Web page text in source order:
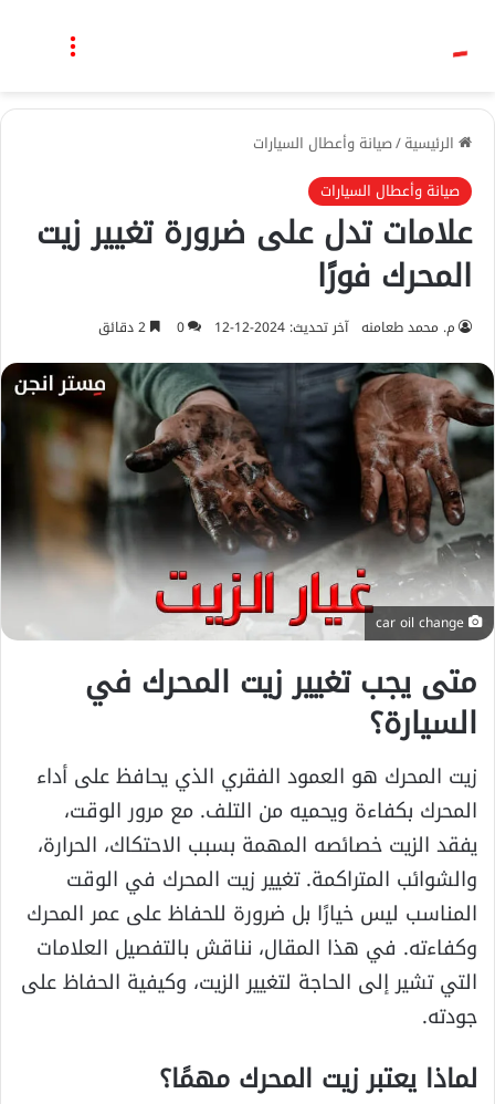
بحث عن
الرئيسية/صيانة وأعطال السيارات
صيانة وأعطال السيارات
علامات تدل على ضرورة تغيير زيت
المحرك فورًا
م. محمد طعامنه آخر تحديث: 2024-12-12 0
متى يجب تغيير زيت المحرك في
السيارة؟
زيت المحرك هو العمود الفقري الذي يحافظ على أداء
المحرك بكفاءة ويحميه من التلف. مع مرور الوقت،
يفقد الزيت خصائصه المهمة بسبب الاحتكاك، الحرارة،
والشوائب المتراكمة. تغيير زيت المحرك في الوقت
المناسب ليس خيارًا بل ضرورة للحفاظ على عمر المحرك
وكفاءته. في هذا المقال، نناقش بالتفصيل العلامات
التي تشير إلى الحاجة لتغيير الزيت، وكيفية الحفاظ على
جودته.
لماذا يعتبر زيت المحرك مهمًا؟